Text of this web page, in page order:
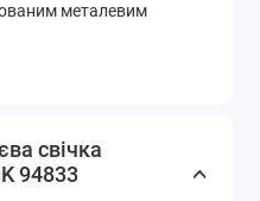
металевим
оригінального
засобу та захистити
критичних
свічка
94833